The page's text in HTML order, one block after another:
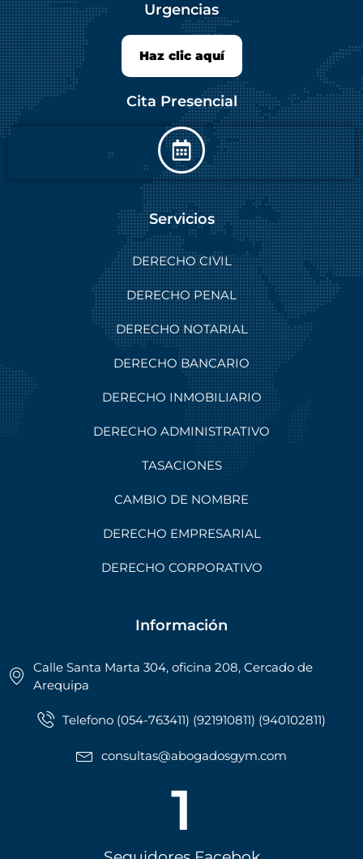
Urgencias
Haz clic aquí
Cita Presencial
Servicios
DERECHO CIVIL
DERECHO PENAL
DERECHO NOTARIAL
DERECHO BANCARIO
DERECHO INMOBILIARIO
DERECHO ADMINISTRATIVO
TASACIONES
CAMBIO DE NOMBRE
DERECHO EMPRESARIAL
DERECHO CORPORATIVO
Información
Calle Santa Marta 304, oficina 208, Cercado de
Arequipa
Telefono (054-763411) (921910811) (940102811)
consultas@abogadosgym.com
1